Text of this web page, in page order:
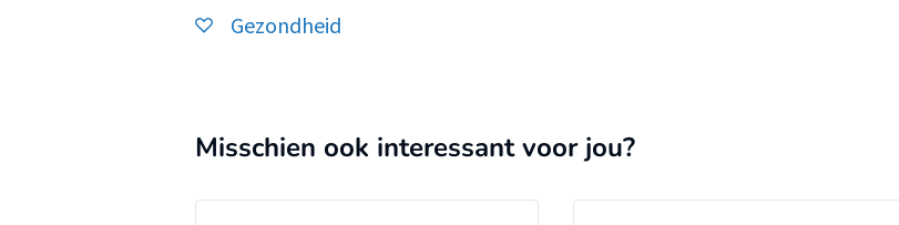
Gezondheid
Misschien ook interessant voor jou?